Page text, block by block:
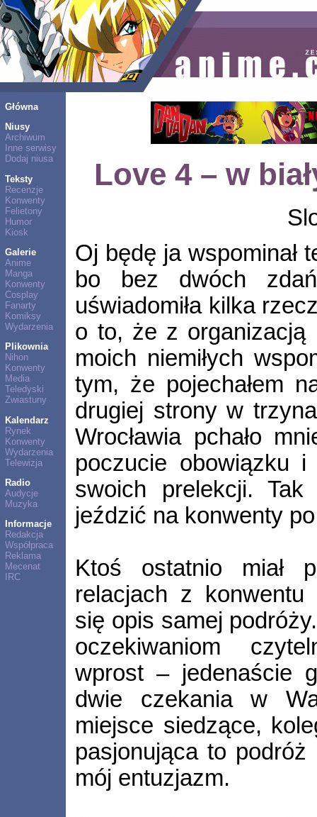
Główna
Niusy
Archiwum
Inne serwisy
Dodaj niusa
Teksty
Recenzje
Konwenty
Felietony
Humor
Kiosk
Galerie
Anime
Manga
Konwenty
Cosplay
Fanarty
Komiksy
Wydarzenia
Plikownia
Nihon
Konwenty
Media
Teledyski
Zwiastuny
Kalendarz
Rynek
Konwenty
Wydarzenia
Telewizja
Radio
Audycje
Muzyka
Informacje
Redakcja
Współpraca
Reklama
Mecenat
IRC
Love 4 – w
Oj będę ja wspominał
bo bez dwóch
uświadomiła kilka
o to, że z organizacją
moich niemiłych
tym, że pojechałem
drugiej strony w
Wrocławia pchało
poczucie obowiązku i
swoich prelekcji.
jeździć na konwenty
Ktoś ostatnio miał
relacjach z
się opis samej
oczekiwaniom
wprost – jedenaście
dwie czekania w
miejsce siedzące,
pasjonująca to
mój entuzjazm.